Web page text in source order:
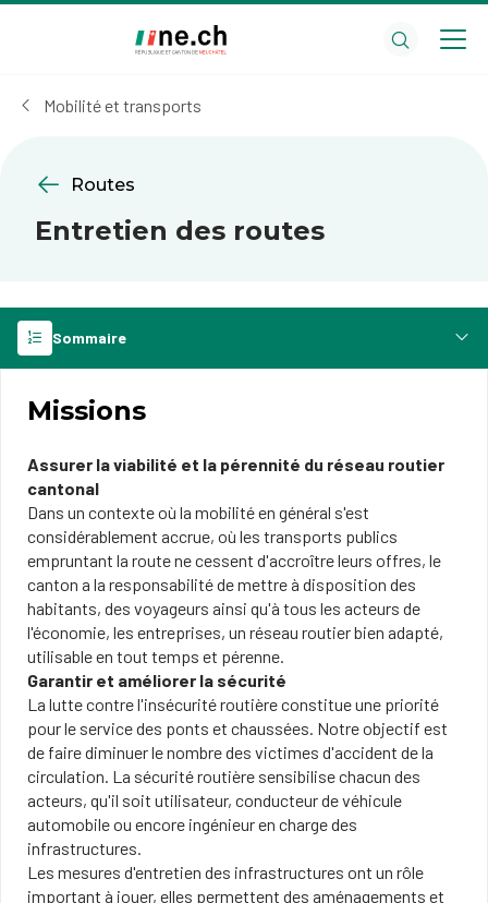
cookies
Mobilité et transports
Routes
Entretien des routes
Sommaire
Missions
Assurer la viabilité et la pérennité du réseau routier
cantonal
Dans un contexte où la mobilité en général s'est
considérablement accrue, où les transports publics
empruntant la route ne cessent d'accroître leurs offres, le
canton a la responsabilité de mettre à disposition des
habitants, des voyageurs ainsi qu'à tous les acteurs de
l'économie, les entreprises, un réseau routier bien adapté,
utilisable en tout temps et pérenne.
Garantir et améliorer la sécurité
La lutte contre l'insécurité routière constitue une priorité
pour le service des ponts et chaussées. Notre objectif est
de faire diminuer le nombre des victimes d'accident de la
circulation. La sécurité routière sensibilise chacun des
acteurs, qu'il soit utilisateur, conducteur de véhicule
automobile ou encore ingénieur en charge des
infrastructures.
Les mesures d'entretien des infrastructures ont un rôle
important à jouer, elles permettent des aménagements et